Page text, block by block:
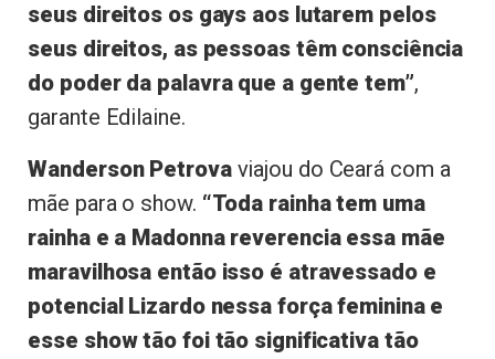
seus direitos os gays aos lutarem pelos
seus direitos, as pessoas têm consciência
do poder da palavra que a gente tem”,
garante Edilaine.
Wanderson Petrovaviajou do Ceará com a
mãe para o show. “Toda rainha tem uma
rainha e a Madonna reverencia essa mãe
maravilhosa então isso é atravessado e
potencial Lizardo nessa força feminina e
esse show tão foi tão significativa tão